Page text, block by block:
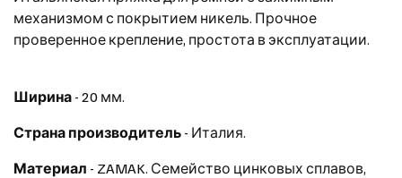
механизмом с покрытием никель. Прочное
проверенное крепление, простота в эксплуатации.
Ширина - 20 мм.
Страна производитель - Италия.
Материал - ZAMAK. Семейство цинковых сплавов,